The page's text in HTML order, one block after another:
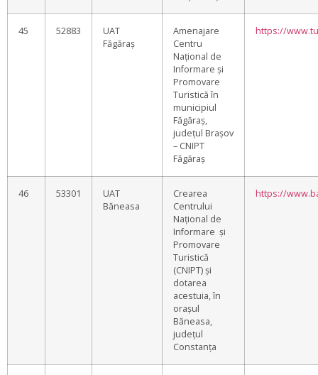
45 52883
UAT
Făgăraș
Amenajare
Centru
Național de
Informare și
Promovare
Turistică în
municipiul
Făgăraș,
județul Brașov
– CNIPT
Făgăraș
https://
46 53301
UAT
Băneasa
Crearea
Centrului
Național de
Informare și
Promovare
Turistică
(CNIPT) și
dotarea
acestuia, în
orașul
Băneasa,
județul
Constanța
https://